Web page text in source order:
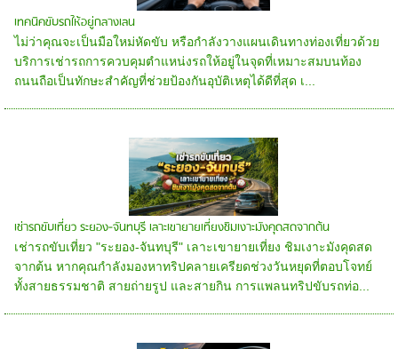
เทคนิคขับรถให้อยู่กลางเลน
ไม่ว่าคุณจะเป็นมือใหม่หัดขับ หรือกำลังวางแผนเดินทางท่องเที่ยวด้วย
บริการเช่ารถการควบคุมตำแหน่งรถให้อยู่ในจุดที่เหมาะสมบนท้อง
ถนนถือเป็นทักษะสำคัญที่ช่วยป้องกันอุบัติเหตุได้ดีที่สุด เ...
เช่ารถขับเที่ยว ระยอง-จันทบุรี เลาะเขายายเที่ยงชิมเงาะมังคุดสดจากต้น
เช่ารถขับเที่ยว "ระยอง-จันทบุรี" เลาะเขายายเที่ยง ชิมเงาะมังคุดสด
จากต้น หากคุณกำลังมองหาทริปคลายเครียดช่วงวันหยุดที่ตอบโจทย์
ทั้งสายธรรมชาติ สายถ่ายรูป และสายกิน การแพลนทริปขับรถท่อ...